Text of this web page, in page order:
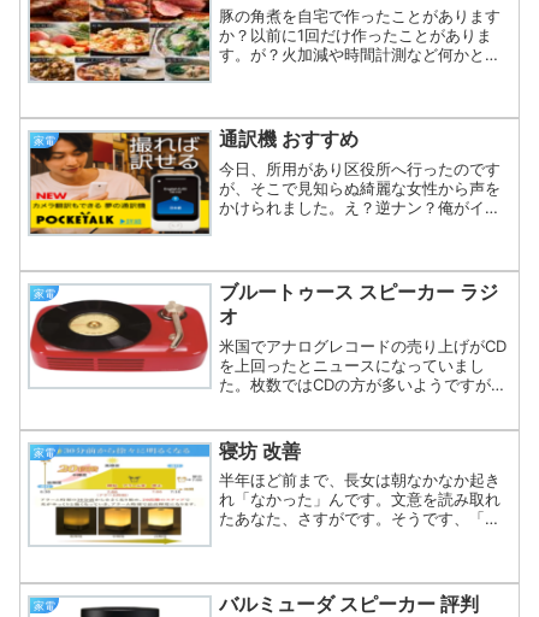
豚の角煮を自宅で作ったことがあります
か？以前に1回だけ作ったことがありま
す。が？火加減や時間計測など何かと面
そっくりなんだけどな・・...
家電 通訳機 おすすめ
今日、所用があり区役所へ行ったのです
が、そこで見知らぬ綺麗な女性から声を
かけられました。え？逆ナン？俺がイケ
のでしょう(^-^;逆ナ...
家電
ブルートゥース スピーカー ラジ
オ
米国でアナログレコードの売り上げがCD
を上回ったとニュースになっていまし
た。枚数ではCDの方が多いようですが、
すね。アナログレコードで思い出したの
が、aiwa(アイワ)...
家電 寝坊 改善
半年ほど前まで、長女は朝なかなか起き
れ「なかった」んです。文意を読み取れ
たあなた、さすがです。そうです、「過
ン・アササン）...
家電 バルミューダ スピーカー 評判